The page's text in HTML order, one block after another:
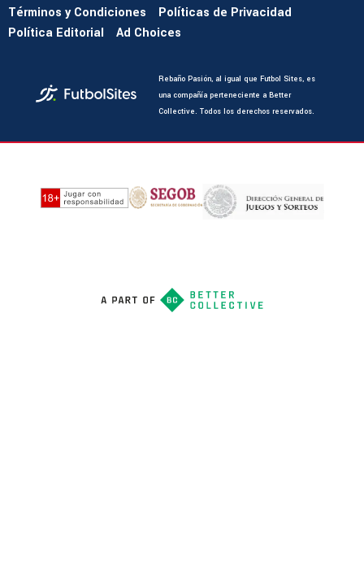
Términos y Condiciones
Políticas de Privacidad
Política Editorial
Ad Choices
Rebaño Pasión, al igual que Futbol Sites, es
una compañía perteneciente a Better
Collective. Todos los derechos reservados.